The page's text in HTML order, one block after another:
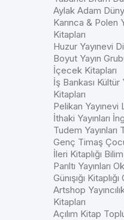
Aylak Adam
Karınca & Polen
Kitapları
Huzur Yayınevi
Boyut Yayın
İçecek Kitapları
İş Bankası Kültür
Kitapları
Pelikan Yayınevi
İthaki Yayınları
Tudem Yayınları
Genç Timaş
İleri Kitaplığı
Parıltı Yayınları
Günışığı
Artshop
Kitapları
Açılım Kitap